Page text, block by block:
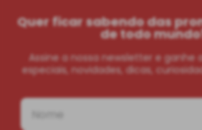
COMPRAR
Quer ficar sabendo das
de todo
Assine a nossa newsletter e ganhe
especiais, novidades, dicas,